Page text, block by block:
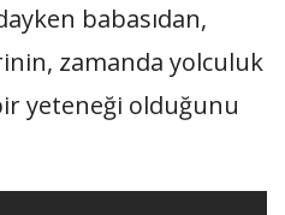
babasıdan,
zamanda yolculuk
yeteneği olduğunu